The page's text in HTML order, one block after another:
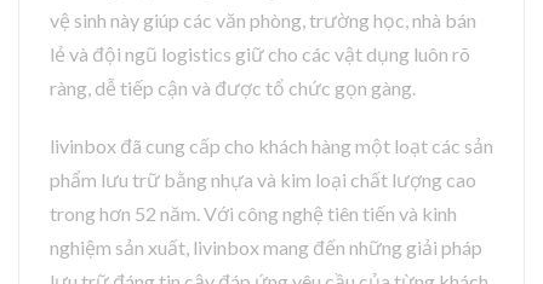
vệ sinh này giúp các văn phòng, trường học, nhà bán
lẻ và đội ngũ logistics giữ cho các vật dụng luôn rõ
ràng, dễ tiếp cận và được tổ chức gọn gàng.
livinbox đã cung cấp cho khách hàng một loạt các sản
phẩm lưu trữ bằng nhựa và kim loại chất lượng cao
trong hơn 52 năm. Với công nghệ tiên tiến và kinh
nghiệm sản xuất, livinbox mang đến những giải pháp